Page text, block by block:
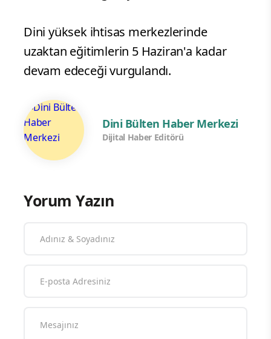
Dini yüksek ihtisas merkezlerinde
uzaktan eğitimlerin 5 Haziran'a kadar
devam edeceği vurgulandı.
Dini Bülten Haber Merkezi
Dijital Haber Editörü
Yorum Yazın